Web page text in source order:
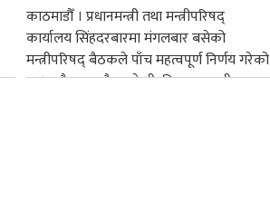
काठमाडौँ । प्रधानमन्त्री तथा मन्त्रीपरिषद्
कार्यालय सिंहदरबारमा मंगलबार बसेको
मन्त्रीपरिषद् बैठकले पाँच महत्वपूर्ण निर्णय गरेको
छ । यसैक्रममा बैडकले बीउबिजनसम्बन्धी...